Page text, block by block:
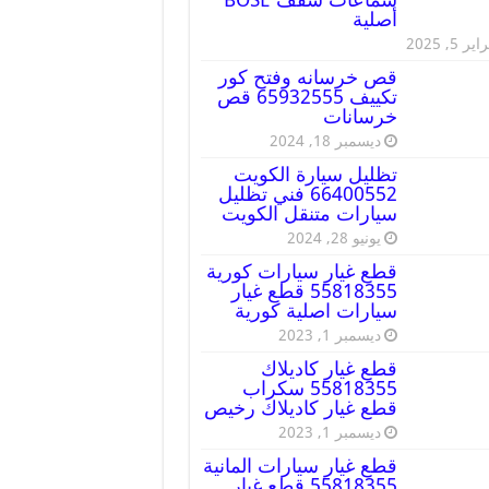
أصلية
5, 2025
قص خرسانه وفتح كور
تكييف 65932555 قص
خرسانات
ديسمبر 18, 2024
تظليل سيارة الكويت
66400552 فني تظليل
سيارات متنقل الكويت
يونيو 28, 2024
قطع غيار سيارات كورية
55818355 قطع غيار
سيارات اصلية كورية
ديسمبر 1, 2023
قطع غيار كاديلاك
55818355 سكراب
قطع غيار كاديلاك رخيص
ديسمبر 1, 2023
قطع غيار سيارات المانية